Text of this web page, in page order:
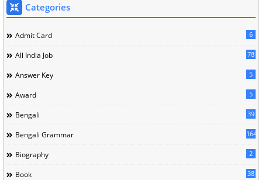
Categories
Admit Card 6
All India Job 78
Answer Key 5
Award 5
Bengali 39
Bengali Grammar 164
Biography 2
Book 38